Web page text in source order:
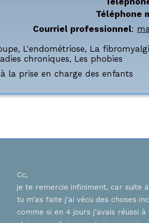
Téléphone
Courriel professionnel:
, L'endométriose, La
chroniques, Les phobies
la prise en charge des enfants
Cc,
je te remercie infiniment, car suite
tu m’as faite j’ai vécu des choses
comme si en 4 jours j’avais réussi